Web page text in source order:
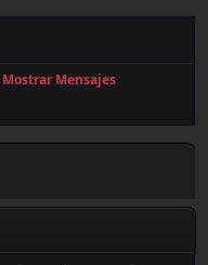
Mostrar Mensajes